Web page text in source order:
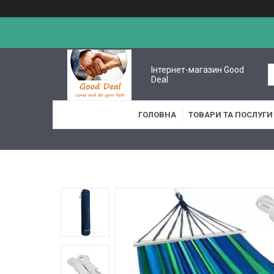
Інтернет-магазин Good
Deal
ГОЛОВНА ТОВАРИ ТА ПОСЛУГИ